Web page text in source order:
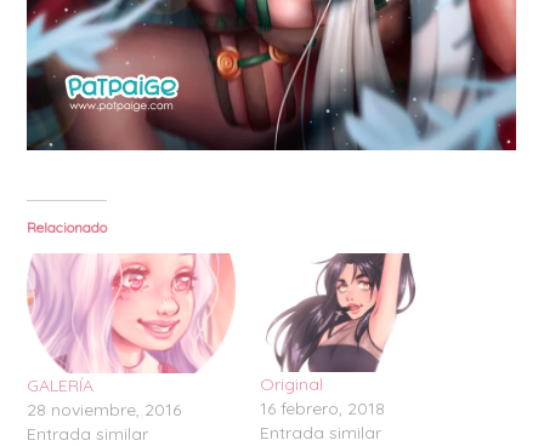
Relacionado
GALERÍA
28 noviembre, 2016
Entrada similar
Original
16 febrero, 2018
Entrada similar